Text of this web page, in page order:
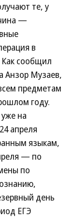
те, у
—
в
сообщил
Анзор Музаев,
предметам
году.
на
апреля
языкам,
— по
по
день
ЕГЭ